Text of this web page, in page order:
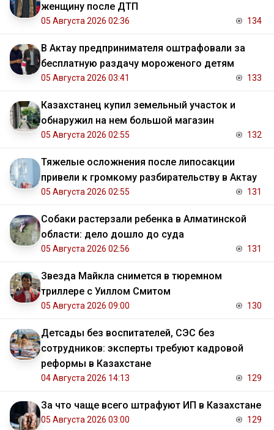
женщину после ДТП
05 Августа 2026 02:36 134
В Актау предпринимателя оштрафовали за
бесплатную раздачу мороженого детям
05 Августа 2026 03:41 133
Казахстанец купил земельный участок и
обнаружил на нем большой магазин
05 Августа 2026 02:55 132
Тяжелые осложнения после липосакции
привели к громкому разбирательству в Актау
05 Августа 2026 02:55 131
Собаки растерзали ребенка в Алматинской
области: дело дошло до суда
05 Августа 2026 02:56 131
Звезда Майкла снимется в тюремном
триллере с Уиллом Смитом
05 Августа 2026 09:00 130
Детсады без воспитателей, СЭС без
сотрудников: эксперты требуют кадровой
реформы в Казахстане
04 Августа 2026 14:13 129
За что чаще всего штрафуют ИП в Казахстане
05 Августа 2026 03:00 129